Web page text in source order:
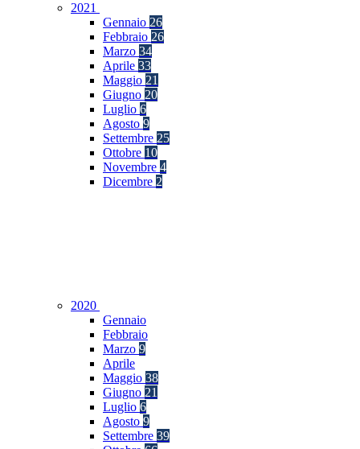
2021
Gennaio 26
Febbraio 26
Marzo 34
Aprile 33
Maggio 21
Giugno 20
Luglio 6
Agosto 9
Settembre 25
Ottobre 10
Novembre 4
Dicembre 2
2020
Gennaio
Febbraio
Marzo 9
Aprile
Maggio 38
Giugno 21
Luglio 6
Agosto 9
Settembre 39